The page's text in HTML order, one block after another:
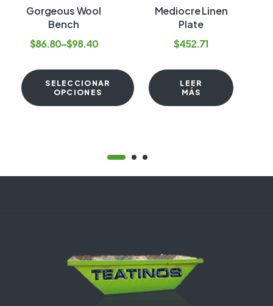
con3.60de
5
Gorgeous Wool
Bench
$86.80–$98.40
SELECCIONAR
OPCIONES
Valorado
con4.00 de
5
Mediocre Linen
Plate
$452.71
LEER
MÁS